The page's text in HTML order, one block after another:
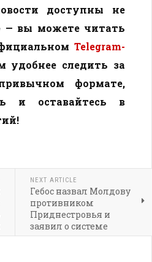
доступны не
— вы можете читать
Telegram-
удобнее следить за
формате,
и оставайтесь в
NEXT ARTICLE
Гебос назвал Молдову
противником
Приднестровья и
заявил о системе
контрмер против